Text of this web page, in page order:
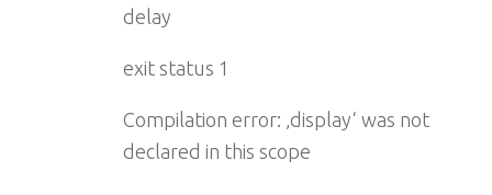
delay
exit status 1
Compilation error: ‚display‘ was not
declared in this scope